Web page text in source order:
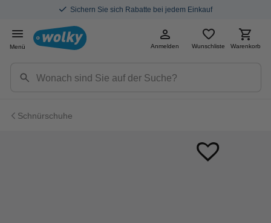
Sichern Sie sich Rabatte bei jedem Einkauf
Menü Anmelden Wunschliste Warenkorb
Schnürschuhe